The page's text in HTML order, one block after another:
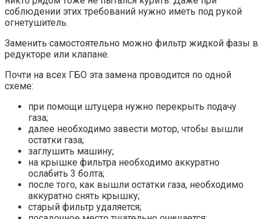
соблюдении этих требований нужно иметь под рукой
огнетушитель.
Заменить самостоятельно можно фильтр жидкой фазы в
редукторе или клапане.
Почти на всех ГБО эта замена проводится по одной
схеме:
при помощи штуцера нужно перекрыть подачу
газа;
далее необходимо завести мотор, чтобы вышли
остатки газа;
заглушить машину;
на крышке фильтра необходимо аккуратно
ослабить 3 болта;
после того, как вышли остатки газа, необходимо
аккуратно снять крышку;
старый фильтр удаляется;